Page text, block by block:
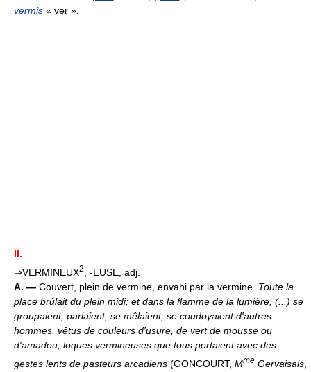
vermis « ver ».
II.
⇒VERMINEUX2
, -EUSE, adj.
A. — Couvert, plein de vermine, envahi par la vermine. Toute la
place brûlait du plein midi; et dans la flamme de la lumière, (...) se
groupaient, parlaient, se mêlaient, se coudoyaient d'autres
hommes, vêtus de couleurs d'usure, de vert de mousse ou
d'amadou, loques vermineuses que tous portaient avec des
gestes lents de pasteurs arcadiens (GONCOURT, Mme Gervaisais